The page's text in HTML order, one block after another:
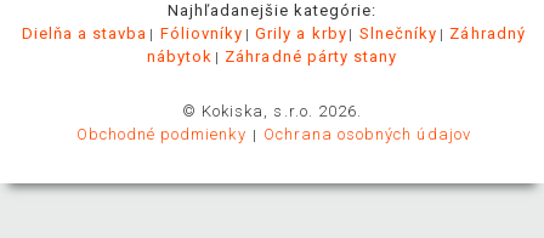
Najhľadanejšie kategórie:
Dielňa a stavba
Fóliovníky Grily a krby Slnečníky
Záhradný
nábytok
Záhradné párty stany
© Kokiska, s.r.o. 2026.
Obchodné podmienky
Ochrana osobných údajov